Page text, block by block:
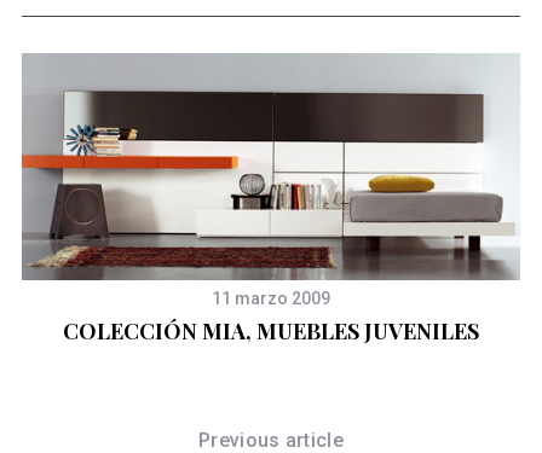
11 marzo 2009
COLECCIÓN MIA, MUEBLES JUVENILES
Previous article